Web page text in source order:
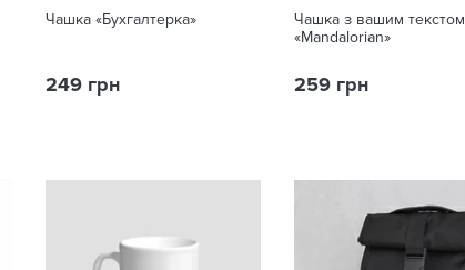
Чашка «Бухгалтерка»
249 грн
Чашка з вашим текстом
«Mandalorian»
259 грн